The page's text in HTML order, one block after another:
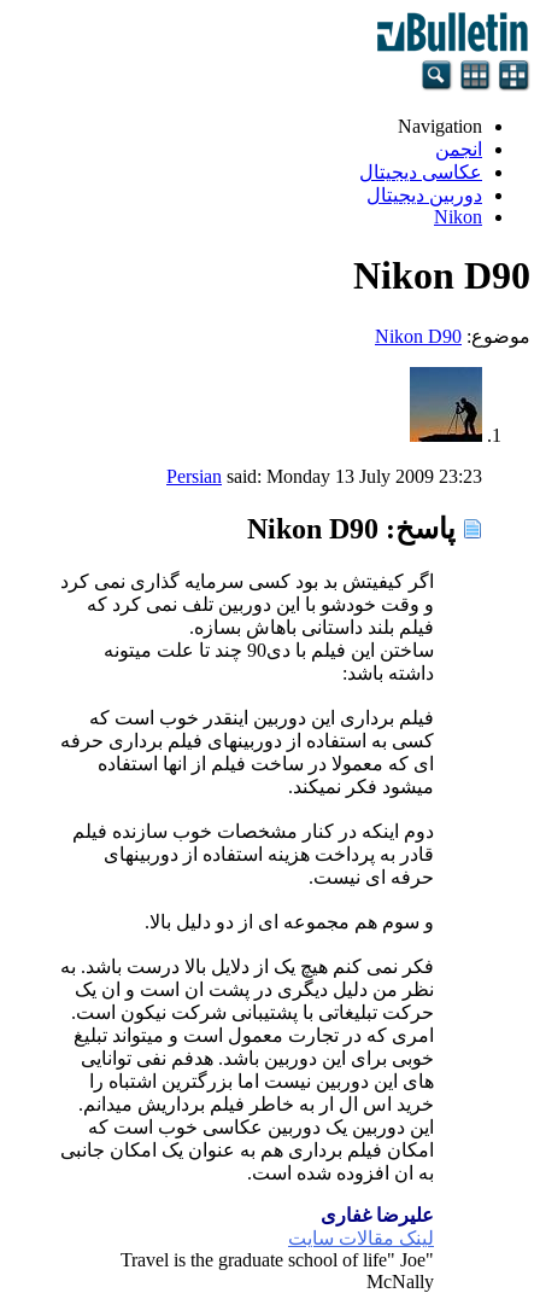
Navigation
انجمن
عکاسی دیجیتال
دوربین دیجیتال
Nikon
Nikon D90
موضوع: Nikon D90
Persian said: Monday 13 July 2009 23:23
پاسخ: Nikon D90
اگر کیفیتش بد بود کسی سرمایه گذاری نمی کرد
و وقت خودشو با این دوربین تلف نمی کرد که
فیلم بلند داستانی باهاش بسازه.
ساختن این فیلم با دی90 چند تا علت میتونه
داشته باشد:
فیلم برداری این دوربین اینقدر خوب است که
کسی به استفاده از دوربینهای فیلم برداری حرفه
ای که معمولا در ساخت فیلم از انها استفاده
میشود فکر نمیکند.
دوم اینکه در کنار مشخصات خوب سازنده فیلم
قادر به پرداخت هزینه استفاده از دوربینهای
حرفه ای نیست.
و سوم هم مجموعه ای از دو دلیل بالا.
فکر نمی کنم هیچ یک از دلایل بالا درست باشد. به
نظر من دلیل دیگری در پشت ان است و ان یک
حرکت تبلیغاتی با پشتیبانی شرکت نیکون است.
امری که در تجارت معمول است و میتواند تبلیغ
خوبی برای این دوربین باشد. هدفم نفی توانایی
های این دوربین نیست اما بزرگترین اشتباه را
خرید اس ال ار به خاطر فیلم برداریش میدانم.
این دوربین یک دوربین عکاسی خوب است که
امکان فیلم برداری هم به عنوان یک امکان جانبی
به ان افزوده شده است.
علیرضا غفاری
لینک مقالات سایت
"Travel is the graduate school of life" Joe
McNally